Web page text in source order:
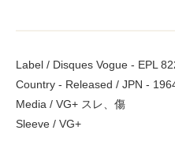
Label / Disques Vogue - EPL
Country - Released / JPN -
Media / VG+ スレ、傷
Sleeve / VG+